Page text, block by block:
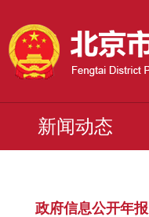
新闻动态
政府信息公开年报